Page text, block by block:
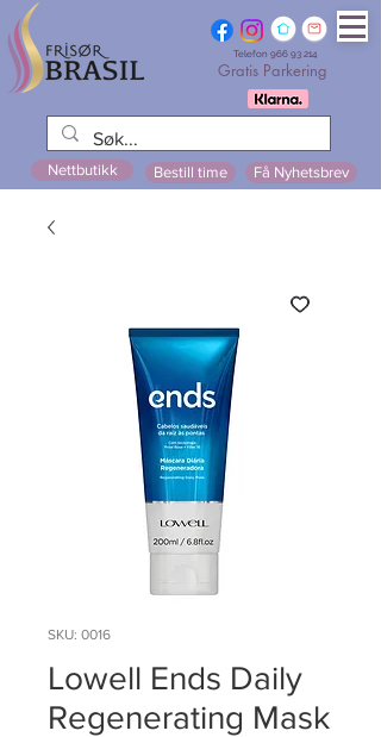
Telefon 966 93 214
Nettbutikk Bestill time Få Nyhetsbrev
Gratis Parkering
SKU: 0016
Lowell Ends Daily
Regenerating Mask